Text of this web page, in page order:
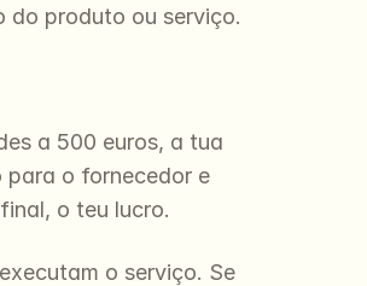
produto ou serviço.
a 500 euros, a tua
para o fornecedor e
o teu lucro.
o serviço. Se